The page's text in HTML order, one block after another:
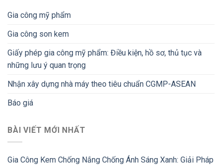
Gia công mỹ phẩm
Gia công son kem
Giấy phép gia công mỹ phẩm: Điều kiện, hồ sơ, thủ tục và
những lưu ý quan trọng
Nhận xây dựng nhà máy theo tiêu chuẩn CGMP-ASEAN
Báo giá
BÀI VIẾT MỚI NHẤT
Gia Công Kem Chống Nắng Chống Ánh Sáng Xanh: Giải Pháp